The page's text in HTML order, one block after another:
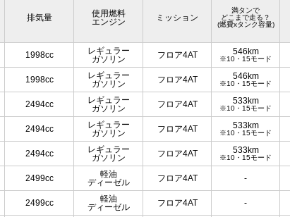
排気量
使用燃料
エンジン
ミッション
満タンで
どこまで走る？
(燃費xタンク容量)
1998cc
レギュラー
ガソリン
フロア4AT 546km
※10・15モード
1998cc
レギュラー
ガソリン
フロア4AT 546km
※10・15モード
2494cc
レギュラー
ガソリン
フロア4AT 533km
※10・15モード
2494cc
レギュラー
ガソリン
フロア4AT 533km
※10・15モード
2494cc
レギュラー
ガソリン
フロア4AT 533km
※10・15モード
2499cc
軽油
ディーゼル
フロア4AT -
2499cc
軽油
ディーゼル
フロア4AT -